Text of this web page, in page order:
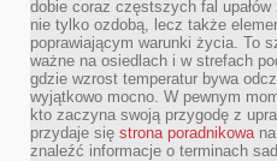
dobie coraz częstszych fal
nie tylko ozdobą, lecz także
poprawiającym warunki życia. To
ważne na osiedlach i w strefach
gdzie wzrost temperatur bywa
wyjątkowo mocno. W pewnym
kto zaczyna swoją przygodę z
przydaje się strona poradnikowana
znaleźć informacje o terminach